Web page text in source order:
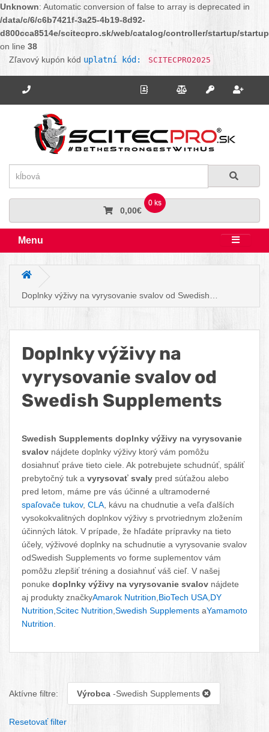
Unknown: Automatic conversion of false to array is deprecated in
/data/c/6/c6b7421f-3a25-4b19-8d92-
d800cca8514e/scitecpro.sk/web/catalog/controller/startup/
on line 38
Zľavový kupón kód uplatní kód: SCITECPRO2025
Potrebujete poradiť? Zavolajte nám. Kontakt Porovnanie
Prihlásiť sa
Hľadať
0 ks
0,00€
Menu
Hlavná stránka
Doplnky výživy na vyrysovanie svalov od Swedish
Supplements
Doplnky výživy na
vyrysovanie svalov od
Swedish Supplements
Facebook
Twitter
Pinterest
LinkedIn
Tumblr
reddit
Swedish Supplements doplnky výživy na vyrysovanie
svalov nájdete doplnky výživy ktorý vám pomôžu
dosiahnuť práve tieto ciele. Ak potrebujete schudnúť, spáliť
prebytočný tuk a vyrysovať svaly pred súťažou alebo
pred letom, máme pre vás účinné a ultramoderné
spaľovače tukov, CLA , kávu na chudnutie a veľa ďalších
vysokokvalitných doplnkov výživy s prvotriednym zložením
účinných látok. V prípade, že hľadáte prípravky na tieto
účely, výživové doplnky na schudnutie a vyrysovanie svalov
odSwedish Supplements vo forme suplementov vám
pomôžu zlepšiť tréning a dosiahnuť váš cieľ. V našej
ponuke doplnky výživy na vyrysovanie svalov nájdete
aj produkty značkyAmarok Nutrition BioTech USA DY
Nutrition Scitec Nutrition Swedish Supplements aYamamoto
Nutrition
Aktívne filtre: Výrobca -Swedish Supplements
Resetovať filter